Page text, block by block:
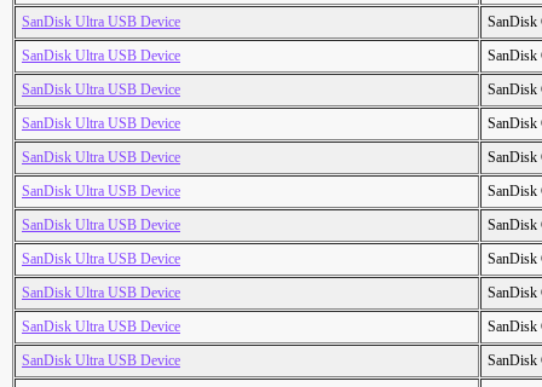
SanDisk Ultra USB Device
SanDisk
SanDisk Ultra USB Device
SanDisk
SanDisk Ultra USB Device
SanDisk
SanDisk Ultra USB Device
SanDisk
SanDisk Ultra USB Device
SanDisk
SanDisk Ultra USB Device
SanDisk
SanDisk Ultra USB Device
SanDisk
SanDisk Ultra USB Device
SanDisk
SanDisk Ultra USB Device
SanDisk
SanDisk Ultra USB Device
SanDisk
SanDisk Ultra USB Device
SanDisk